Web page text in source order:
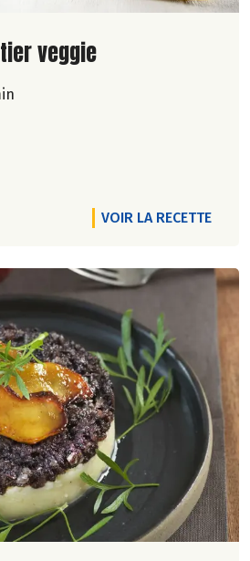
recette
veggie
VOIR LA RECETTE